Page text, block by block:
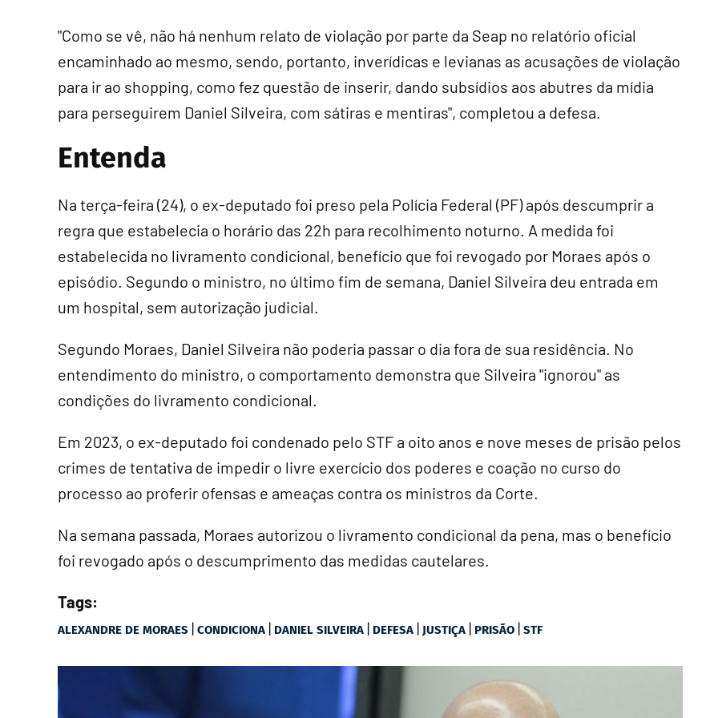
"Como se vê, não há nenhum relato de violação por parte da Seap no relatório oficial
encaminhado ao mesmo, sendo, portanto, inverídicas e levianas as acusações de violação
para ir ao shopping, como fez questão de inserir, dando subsídios aos abutres da mídia
para perseguirem Daniel Silveira, com sátiras e mentiras", completou a defesa.
Entenda
Na terça-feira (24), o ex-deputado foi preso pela Polícia Federal (PF) após descumprir a
regra que estabelecia o horário das 22h para recolhimento noturno. A medida foi
estabelecida no livramento condicional, benefício que foi revogado por Moraes após o
episódio. Segundo o ministro, no último fim de semana, Daniel Silveira deu entrada em
um hospital, sem autorização judicial.
Segundo Moraes, Daniel Silveira não poderia passar o dia fora de sua residência. No
entendimento do ministro, o comportamento demonstra que Silveira "ignorou" as
condições do livramento condicional.
Em 2023, o ex-deputado foi condenado pelo STF a oito anos e nove meses de prisão pelos
crimes de tentativa de impedir o livre exercício dos poderes e coação no curso do
processo ao proferir ofensas e ameaças contra os ministros da Corte.
Na semana passada, Moraes autorizou o livramento condicional da pena, mas o benefício
foi revogado após o descumprimento das medidas cautelares.
Tags:
ALEXANDRE DE MORAES | CONDICIONA | DANIEL SILVEIRA | DEFESA | JUSTIÇA | PRISÃO | STF